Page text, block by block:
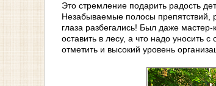
Это стремление подарить радость
Незабываемые полосы препятствий,
глаза разбегались! Был даже
оставить в лесу, а что надо уносить
отметить и высокий уровень